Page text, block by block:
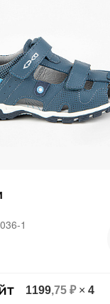
1
1199,75 ₽× 4